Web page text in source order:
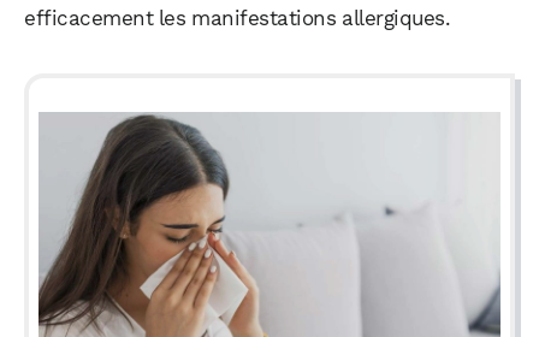
efficacement les manifestations allergiques.